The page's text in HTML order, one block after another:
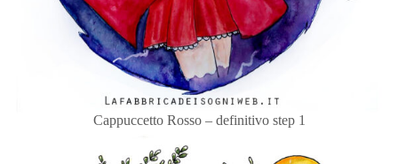
Cappuccetto Rosso – definitivo step 1